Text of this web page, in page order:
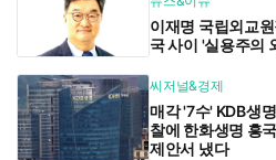
이재명 국립외교
국 사이 '실용주의
씨저널&경제
매각 '7수' KDB생
찰에 한화생명 흥
제안서 냈다